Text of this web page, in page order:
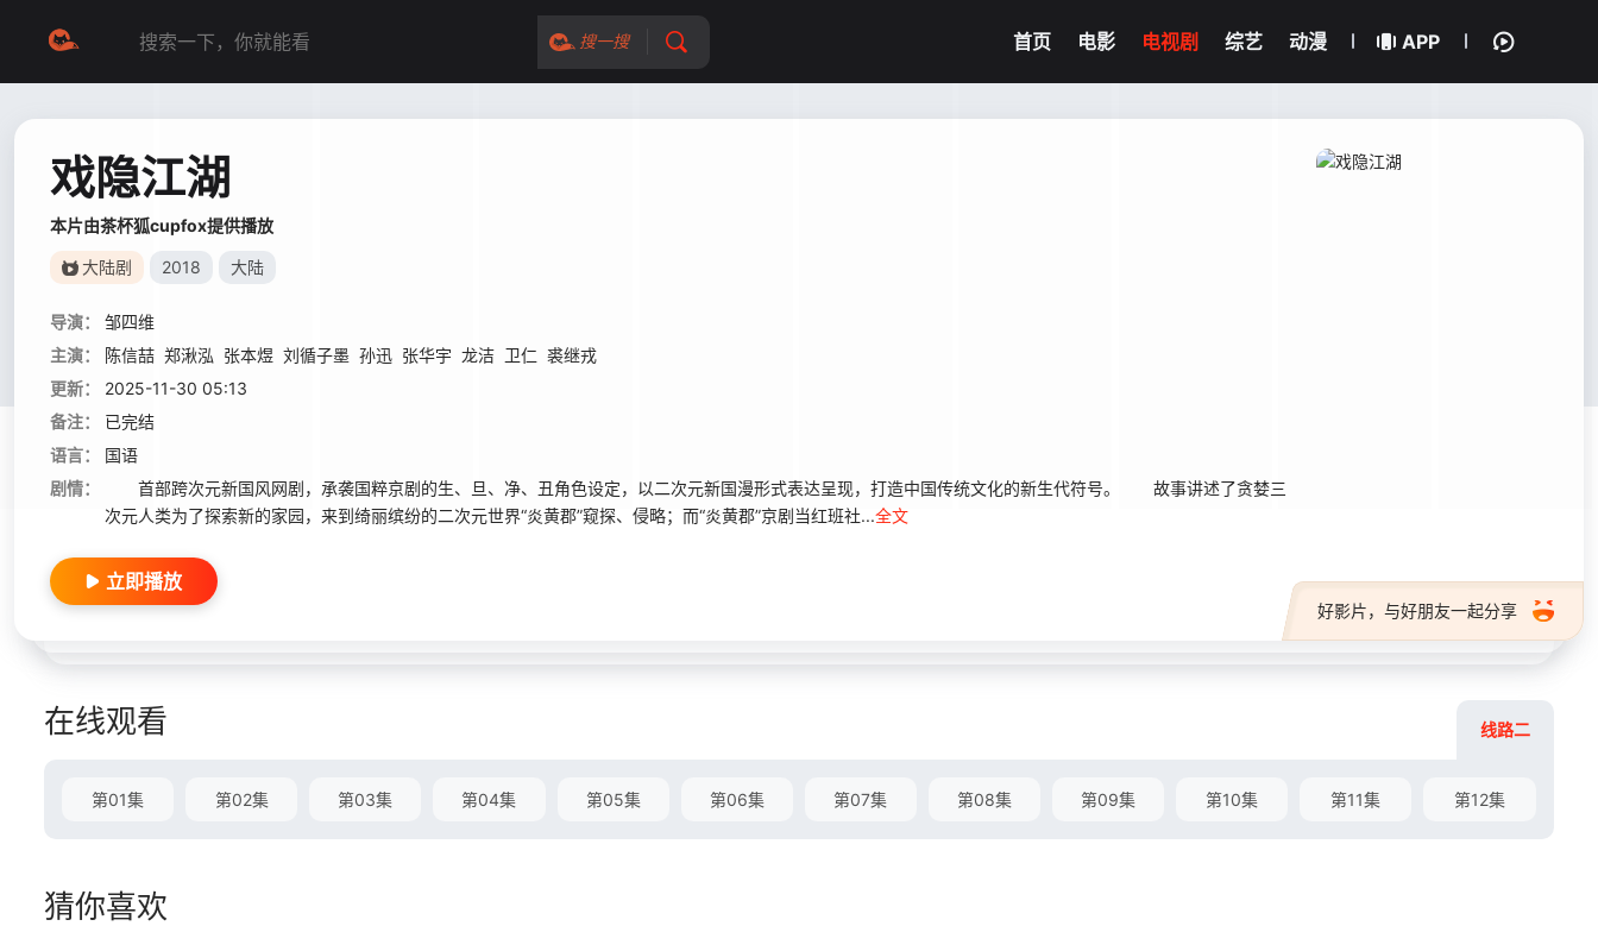
搜一搜 首页 电影 电视剧 综艺 动漫 APP
戏隐江湖
本片由茶杯狐cupfox提供播放
大陆剧 2018 大陆
导演：
邹四维
主演：
陈信喆 郑湫泓 张本煜 刘循子墨 孙迅 张华宇 龙洁 卫仁 裘继戎
更新：
2025-11-30 05:13
备注：
已完结
语言：
国语
剧情：
首部跨次元新国风网剧，承袭国粹京剧的生、旦、净、丑角色设定，以二次元新国漫形式表达呈现，打造中国传统文化的新生代符号。 故事讲述了贪婪三
次元人类为了探索新的家园，来到绮丽缤纷的二次元世界“炎黄郡”窥探、侵略；而“炎黄郡”京剧当红班社...全文
好影片，与好朋友一起分享
立即播放
在线观看 线路二
第01集 第02集 第03集 第04集 第05集 第06集 第07集 第08集 第09集 第10集 第11集 第12集
猜你喜欢